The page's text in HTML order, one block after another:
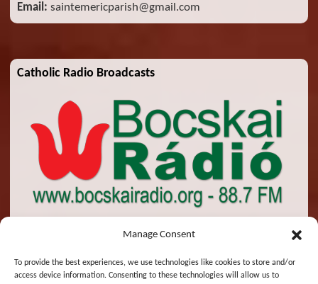
Manage Consent
To provide the best experiences, we use technologies like cookies to store and/or
access device information. Consenting to these technologies will allow us to
Email: saintemericparish@gmail.com
Catholic Radio Broadcasts